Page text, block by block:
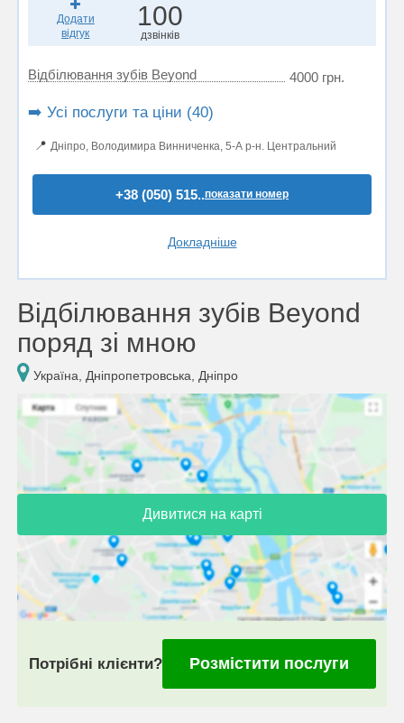
Додати
відгук
100
дзвінків
Відбілювання зубів Beyond 4000 грн.
➡️ Усі послуги та ціни (40)
📍 Дніпро, Володимира Винниченка, 5-А р-н. Центральний
+38 (050) 515..показати номер
Докладніше
Відбілювання зубів Beyond
поряд зі мною
Україна, Дніпропетровська, Дніпро
Дивитися на карті
Потрібні клієнти? Розмістити послуги